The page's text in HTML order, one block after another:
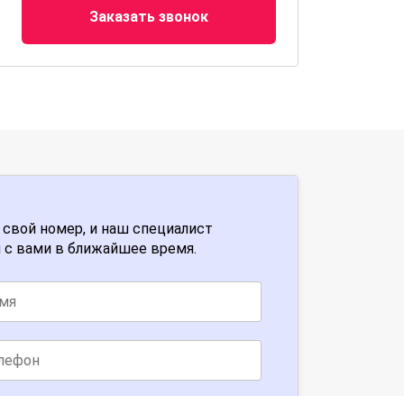
Заказать звонок
номер, и наш специалист
с вами в ближайшее время.